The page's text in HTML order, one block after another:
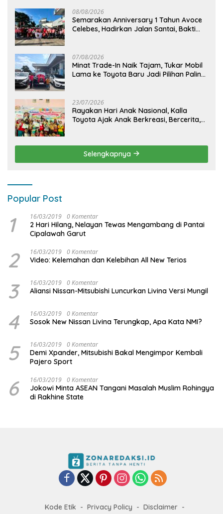
08/08/2026
Semarakan Anniversary 1 Tahun Avoce
Celebes, Hadirkan Jalan Santai, Bakti
07/08/2026
Minat Trade-In Naik Tajam, Tukar Mobil
Lama ke Toyota Baru Jadi Pilihan Paling
23/07/2026
Rayakan Hari Anak Nasional, Kalla
Toyota Ajak Anak Berkreasi, Bercerita,
Selengkapnya
Popular Post
1 16/03/2019 0 Komentar
2 Hari Hilang, Nelayan Tewas Mengambang di Pantai
Cipalawah Garut
2 16/03/2019 0 Komentar
Video: Kelemahan dan Kelebihan All New Terios
3 16/03/2019 0 Komentar
Aliansi Nissan-Mitsubishi Luncurkan Livina Versi Mungil
4 16/03/2019 0 Komentar
Sosok New Nissan Livina Terungkap, Apa Kata NMI?
5 16/03/2019 0 Komentar
Demi Xpander, Mitsubishi Bakal Mengimpor Kembali
Pajero Sport
6 16/03/2019 0 Komentar
Jokowi Minta ASEAN Tangani Masalah Muslim Rohingya
di Rakhine State
Kode Etik Privacy Policy
Disclaimer